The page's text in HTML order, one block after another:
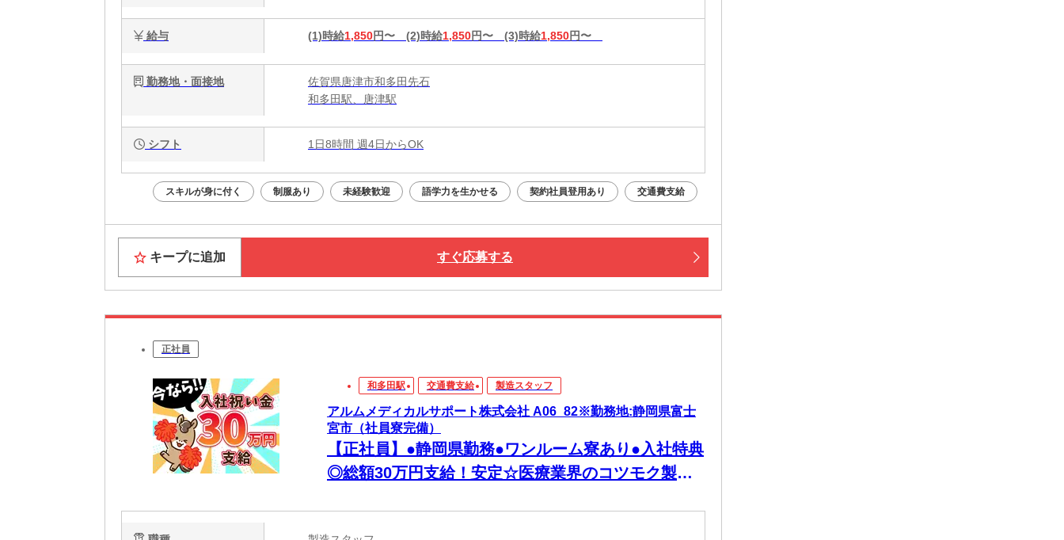
給与 (1)時給1,850円〜 (2)時給1,850円〜 (3)時給1,850円〜
勤務地・面接地
佐賀県唐津市和多田先石
和多田駅、唐津駅
シフト 1日8時間 週4日からOK
スキルが身に付く 制服あり 未経験歓迎 語学力を生かせる 契約社員登用あり 交通費支給
キープに追加 すぐ応募する
正社員
和多田駅 交通費支給 製造スタッフ
アルムメディカルサポート株式会社 A06_82※勤務地:静岡県富士
宮市（社員寮完備）
【正社員】●静岡県勤務●ワンルーム寮あり●入社特典
◎総額30万円支給！安定☆医療業界のコツモク製造